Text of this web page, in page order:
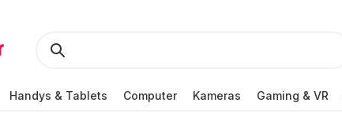
Handys & Tablets Computer Kameras Gaming & VR